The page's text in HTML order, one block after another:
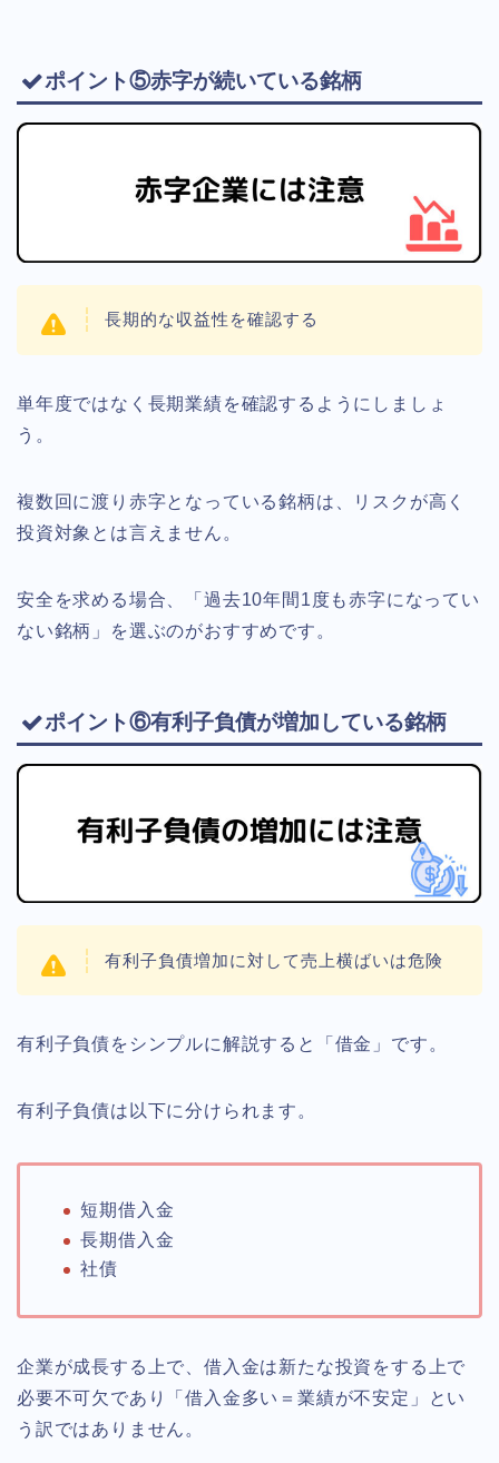
ポイント⑤赤字が続いている銘柄
長期的な収益性を確認する
単年度ではなく長期業績を確認するようにしましょ
う。
複数回に渡り赤字となっている銘柄は、リスクが高く
投資対象とは言えません。
安全を求める場合、「過去10年間1度も赤字になってい
ない銘柄」を選ぶのがおすすめです。
ポイント⑥有利子負債が増加している銘柄
有利子負債増加に対して売上横ばいは危険
有利子負債をシンプルに解説すると「借金」です。
有利子負債は以下に分けられます。
短期借入金
長期借入金
社債
企業が成長する上で、借入金は新たな投資をする上で
必要不可欠であり「借入金多い＝業績が不安定」とい
う訳ではありません。